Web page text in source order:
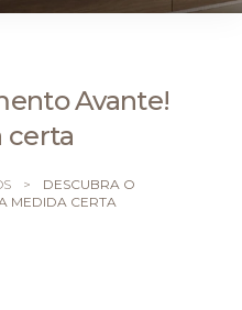
Avante!
certa
>
DESCUBRA O
MEDIDA CERTA